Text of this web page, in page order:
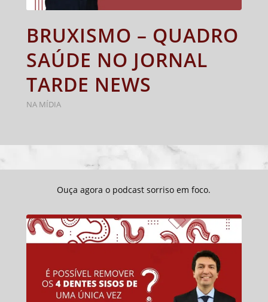
BRUXISMO – QUADRO
SAÚDE NO JORNAL
TARDE NEWS
NA MÍDIA
Ouça agora o podcast sorriso em foco.